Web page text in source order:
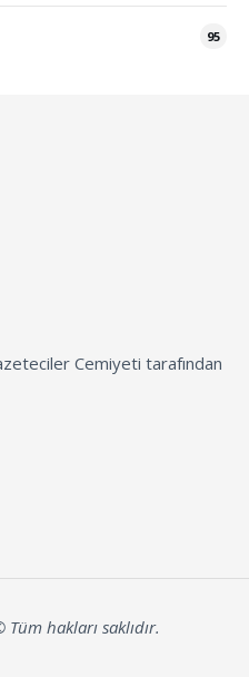
95
Cemiyeti tarafından
hakları saklıdır.